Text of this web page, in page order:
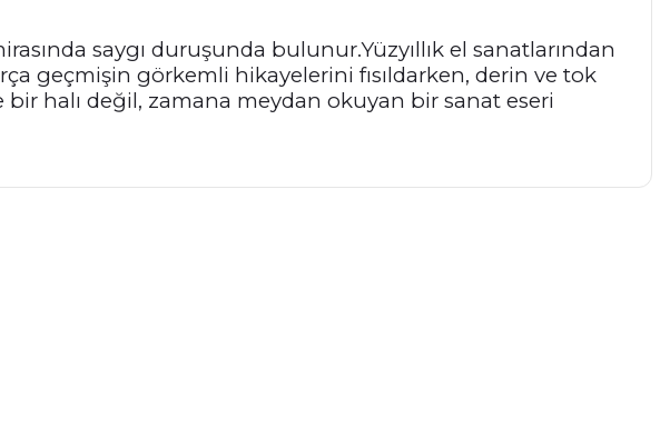
saygı duruşunda bulunur.Yüzyıllık el sanatlarından
geçmişin görkemli hikayelerini fısıldarken, derin ve tok
halı değil, zamana meydan okuyan bir sanat eseri